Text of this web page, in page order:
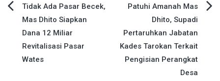
Navigasi
pos
Tidak Ada Pasar Becek,
Mas Dhito Siapkan
Dana 12 Miliar
Revitalisasi Pasar
Wates
Patuhi Amanah Mas
Dhito, Supadi
Pertaruhkan Jabatan
Kades Tarokan Terkait
Pengisian Perangkat
Desa